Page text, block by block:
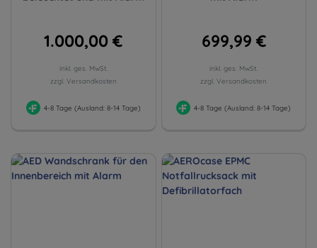
1.000,00 €
inkl. ges. MwSt.
zzgl. Versandkosten
4-8 Tage (Ausland: 8-14 Tage)
699,99 €
inkl. ges. MwSt.
zzgl. Versandkosten
4-8 Tage (Ausland: 8-14 Tage)